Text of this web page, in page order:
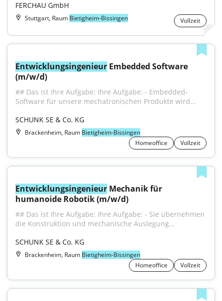
FERCHAU GmbH
Stuttgart, Raum Bietigheim-Bissingen Vollzeit
Entwicklungsingenieur Embedded Software
(m/w/d)
## Das ist Ihre Aufgabe: Ihre Aufgabe: - Embedded-
Software für unsere mechatronischen Produkte wird...
SCHUNK SE & Co. KG
Brackenheim, Raum Bietigheim-Bissingen
Homeoffice
Vollzeit
Entwicklungsingenieur Mechanik für
humanoide Robotik (m/w/d)
## Das ist Ihre Aufgabe: Ihre Aufgabe: - Sie übernehmen
die Konstruktion und mechanische Auslegung...
SCHUNK SE & Co. KG
Brackenheim, Raum Bietigheim-Bissingen
Homeoffice
Vollzeit